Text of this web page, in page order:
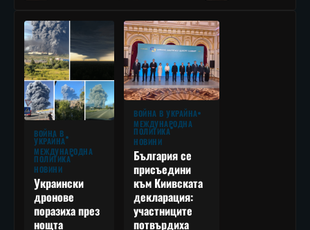
ВОЙНА В
УКРАЙНА
МЕЖДУНАРОДНА
ПОЛИТИКА
НОВИНИ
Украински
дронове
поразиха през
нощта
ВОЙНА В УКРАЙНА
МЕЖДУНАРОДНА
ПОЛИТИКА
НОВИНИ
България се
присъедини
към Киивската
декларация:
участниците
потвърдиха